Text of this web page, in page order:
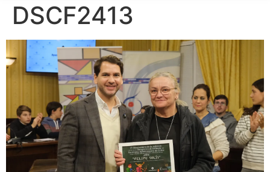
DSCF2413